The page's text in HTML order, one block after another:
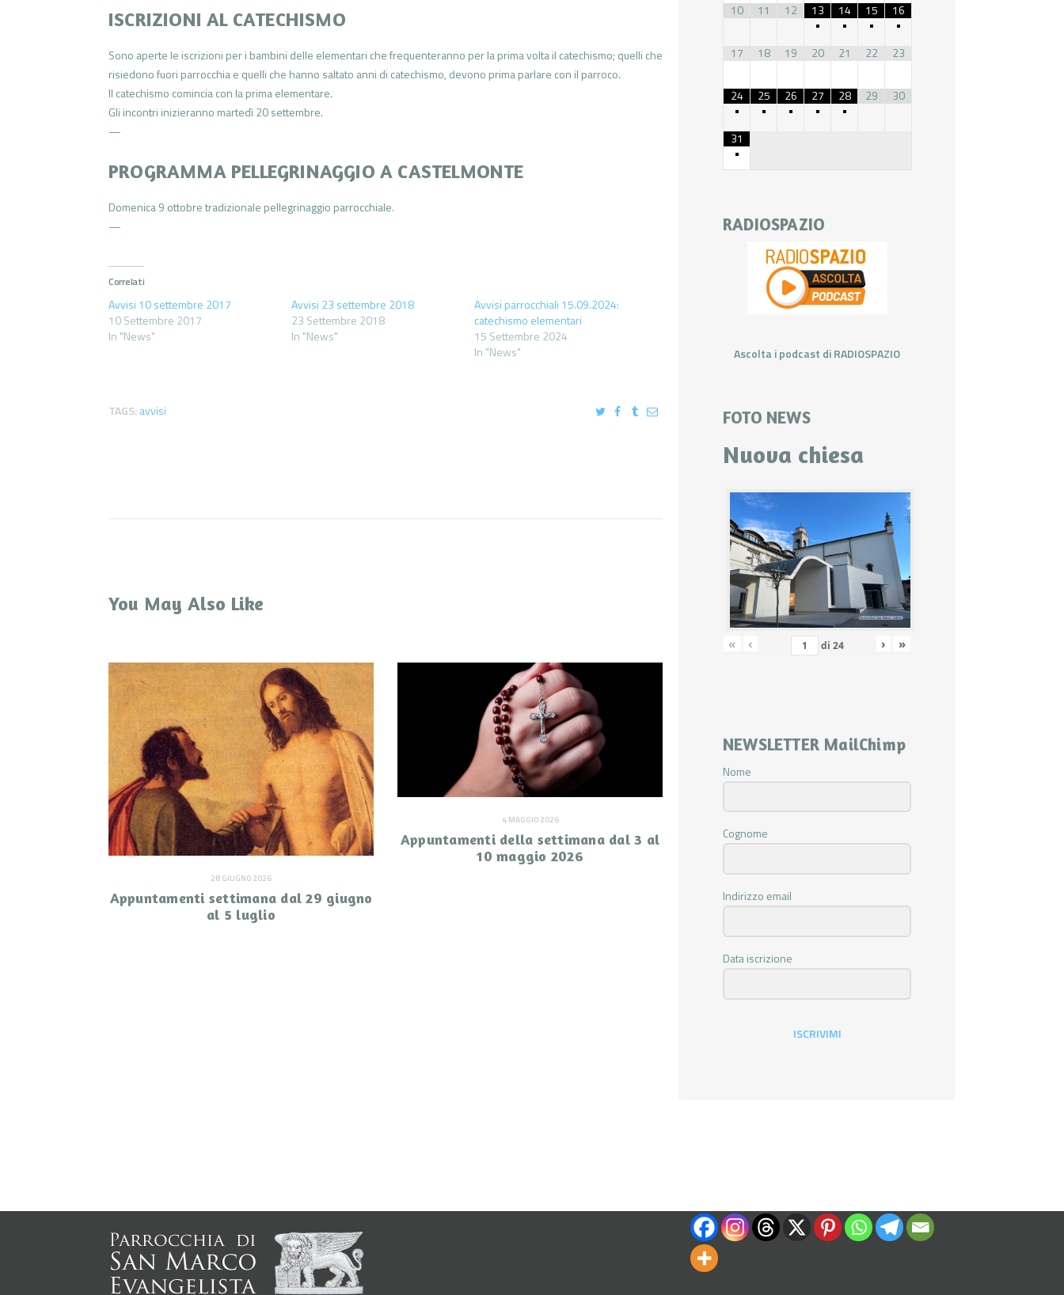
ISCRIZIONI AL CATECHISMO
Sono aperte le iscrizioni per i bambini delle elementari che frequenteranno per la prima volta il catechismo; quelli che
risiedono fuori parrocchia e quelli che hanno saltato anni di catechismo, devono prima parlare con il parroco.
Il catechismo comincia con la prima elementare.
Gli incontri inizieranno martedì 20 settembre.
—
PROGRAMMA PELLEGRINAGGIO A CASTELMONTE
Domenica 9 ottobre tradizionale pellegrinaggio parrocchiale.
—
Correlati
Avvisi 10 settembre 2017
10 Settembre 2017
In "News"
Avvisi 23 settembre 2018
23 Settembre 2018
In "News"
Avvisi parrocchiali 15.09.2024:
catechismo elementari
15 Settembre 2024
In "News"
TAGS:avvisi
You May Also Like
28 GIUGNO 2026
Appuntamenti settimana dal 29 giugno
al 5 luglio
4 MAGGIO 2026
Appuntamenti della settimana dal 3 al
10 maggio 2026
10 11 12
13
•
14
•
15
•
16
•
17
18 19 20 21 22 23
24
•
25
•
26
•
27
•
28
•
29 30
31
•
RADIOSPAZIO
Ascolta i podcast di RADIOSPAZIO
FOTO NEWS
Nuova chiesa
« ‹ di 24 › »
NEWSLETTER MailChimp
Nome
Cognome
Indirizzo email
Data iscrizione
ISCRIVIMI